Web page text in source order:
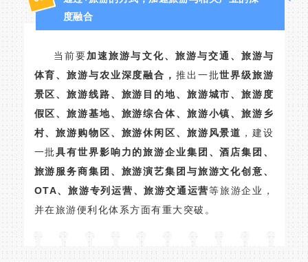
度融合
当前要加速旅游与文化、旅游与交通、旅游与
体育、旅游与农业深度融合， 推出一批世界级旅游
景区、旅游线路、旅游目的地、旅游城市、旅游度
假区、旅游基地、旅游综合体、旅游小镇、旅游乡
村、旅游购物区、旅游休闲区、旅游风景道 ，建设
一批具有世界影响力的旅游企业集团、酒店集团、
旅游服务商集团、旅游演艺集团与旅游文化创意、
OTA、旅游专列运营、旅游交通运营等旅游企业，
并在旅游便利化体系方面有重大突破。